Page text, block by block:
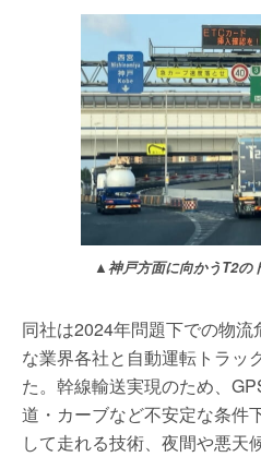
▲神戸方面に向かうT2の
同社は2024年問題下での物
な業界各社と自動運転トラッ
た。幹線輸送実現のため、
道・カーブなど不安定な条件
して走れる技術、夜間や悪天